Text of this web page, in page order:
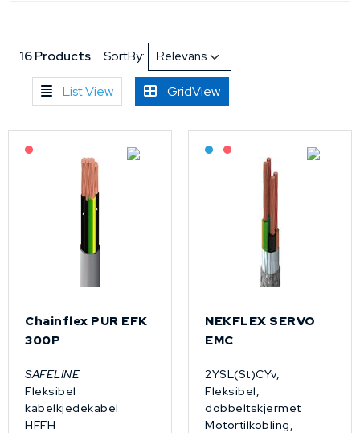
16 Products SortBy:
List View GridView
Chainflex PUR EFK
300P
SAFELINE
Fleksibel
kabelkjedekabel
HFFH
Bestilling: 2-3 uker
På forespørsel
NEKFLEX SERVO
EMC
2YSL(St)CYv,
Fleksibel,
dobbeltskjermet
Motortilkobling,